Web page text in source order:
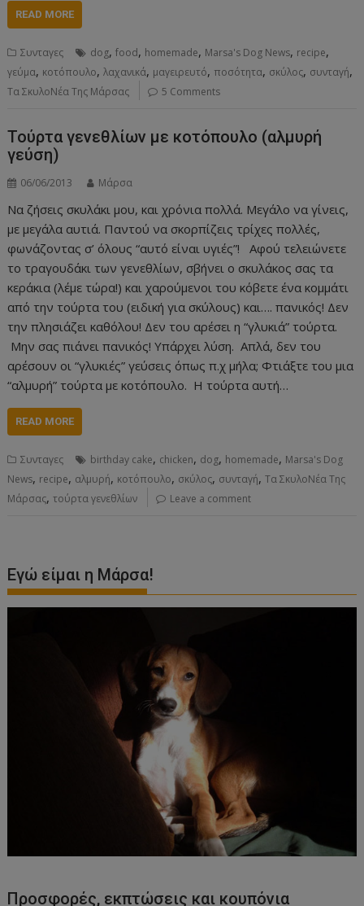
READ MORE
Συνταγες dog,food, homemade, Marsa's Dog News, recipe,
γεύμα, κοτόπουλο,λαχανικά, μαγειρευτό, ποσότητα, σκύλος, συνταγή,
Τα ΣκυλοΝέα Της Μάρσας 5 Comments
Τούρτα γενεθλίων με κοτόπουλο (αλμυρή
γεύση)
06/06/2013 Μάρσα
Να ζήσεις σκυλάκι μου, και χρόνια πολλά. Μεγάλο να γίνεις,
με μεγάλα αυτιά. Παντού να σκορπίζεις τρίχες πολλές,
φωνάζοντας σ’ όλους “αυτό είναι υγιές”! Αφού τελειώνετε
το τραγουδάκι των γενεθλίων, σβήνει ο σκυλάκος σας τα
κεράκια (λέμε τώρα!) και χαρούμενοι του κόβετε ένα κομμάτι
από την τούρτα του (ειδική για σκύλους) και…. πανικός! Δεν
την πλησιάζει καθόλου! Δεν του αρέσει η “γλυκιά” τούρτα.
Μην σας πιάνει πανικός! Υπάρχει λύση. Απλά, δεν του
αρέσουν οι “γλυκιές” γεύσεις όπως π.χ μήλα; Φτιάξτε του μια
“αλμυρή” τούρτα με κοτόπουλο. Η τούρτα αυτή…
READ MORE
Συνταγες birthday cake, chicken, dog, homemade, Marsa's Dog
News, recipe, αλμυρή, κοτόπουλο, σκύλος, συνταγή,Τα ΣκυλοΝέα Της
Μάρσας,τούρτα γενεθλίων Leave a comment
Εγώ είμαι η Μάρσα!
Προσφορές, εκπτώσεις και κουπόνια